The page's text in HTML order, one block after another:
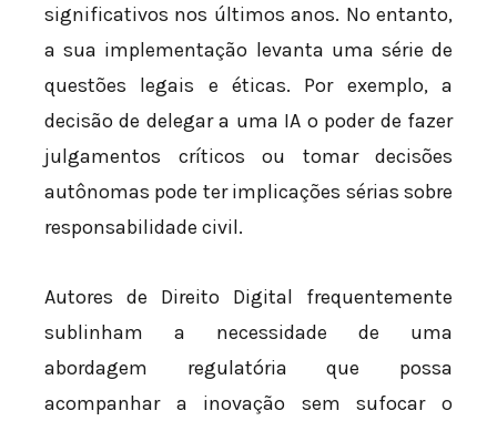
significativos nos últimos anos. No entanto,
a sua implementação levanta uma série de
questões legais e éticas. Por exemplo, a
decisão de delegar a uma IA o poder de fazer
julgamentos críticos ou tomar decisões
autônomas pode ter implicações sérias sobre
responsabilidade civil.
Autores de Direito Digital frequentemente
sublinham a necessidade de uma
abordagem regulatória que possa
acompanhar a inovação sem sufocar o